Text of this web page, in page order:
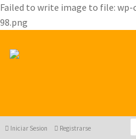
Failed to write image to file:
98.png
Iniciar Sesion Registrarse